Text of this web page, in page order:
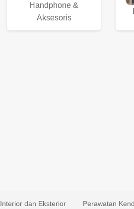
Handphone &
Aksesoris
Interior dan Eksterior Perawatan